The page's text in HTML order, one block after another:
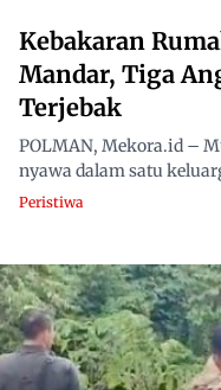
Kebakaran
Mandar, Tiga
Terjebak
POLMAN, Mekora.id –
nyawa dalam satu
Peristiwa